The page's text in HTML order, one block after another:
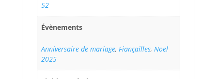
52
Évènements
Anniversaire de mariage, Fiançailles, Noël
2025